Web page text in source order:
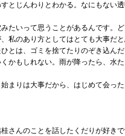
とじんわりとわかる。なにもない
みたいって思うことがあるんです。
私のあり方としてはとても大事だと
とは、ゴミを捨てたりのぞき込ん
かもしれない。雨が降ったら、水
まりは大事だから、はじめて会っ
さんのことを話したくだりが好き